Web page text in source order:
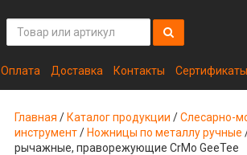
Оплата Доставка Контакты Сертификаты
Главная / Каталог продукции /Слесарно-
инструмент/ Ножницы по металлу ручные
рычажные, праворежующие CrMo GeeTee